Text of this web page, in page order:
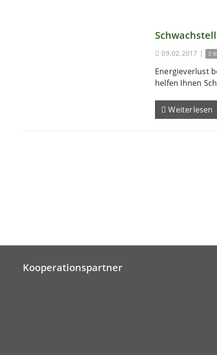
09.02.2017 |
Energieverlust
helfen Ihnen
Weiterlesen
Kooperationspartner